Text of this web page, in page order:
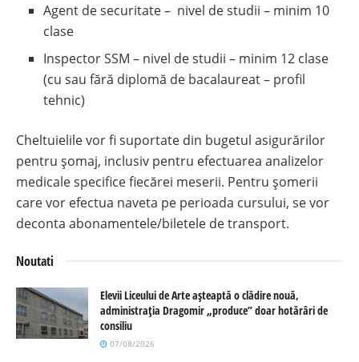
Agent de securitate – nivel de studii – minim 10
clase
Inspector SSM – nivel de studii – minim 12 clase
(cu sau fără diplomă de bacalaureat – profil
tehnic)
Cheltuielile vor fi suportate din bugetul asigurărilor
pentru șomaj, inclusiv pentru efectuarea analizelor
medicale specifice fiecărei meserii. Pentru șomerii
care vor efectua naveta pe perioada cursului, se vor
deconta abonamentele/biletele de transport.
Noutati
Elevii Liceului de Arte așteaptă o clădire nouă,
administrația Dragomir „produce” doar hotărâri de
consiliu
07/08/2026